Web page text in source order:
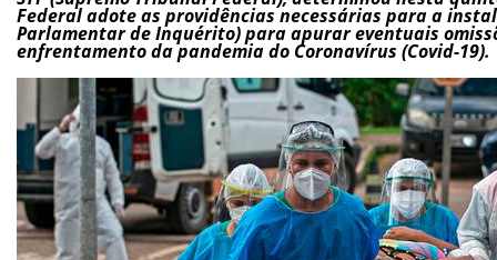
Federal adote as providências necessárias para a
Parlamentar de Inquérito) para apurar eventuais
enfrentamento da pandemia do Coronavírus (Covid-19).